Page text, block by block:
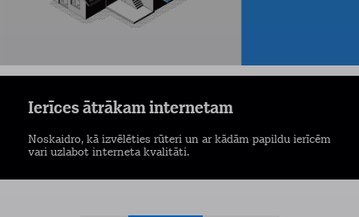
Ierīces ātrākam internetam
Noskaidro, kā izvēlēties rūteri un ar kādām papildu ierīcēm
vari uzlabot interneta kvalitāti.